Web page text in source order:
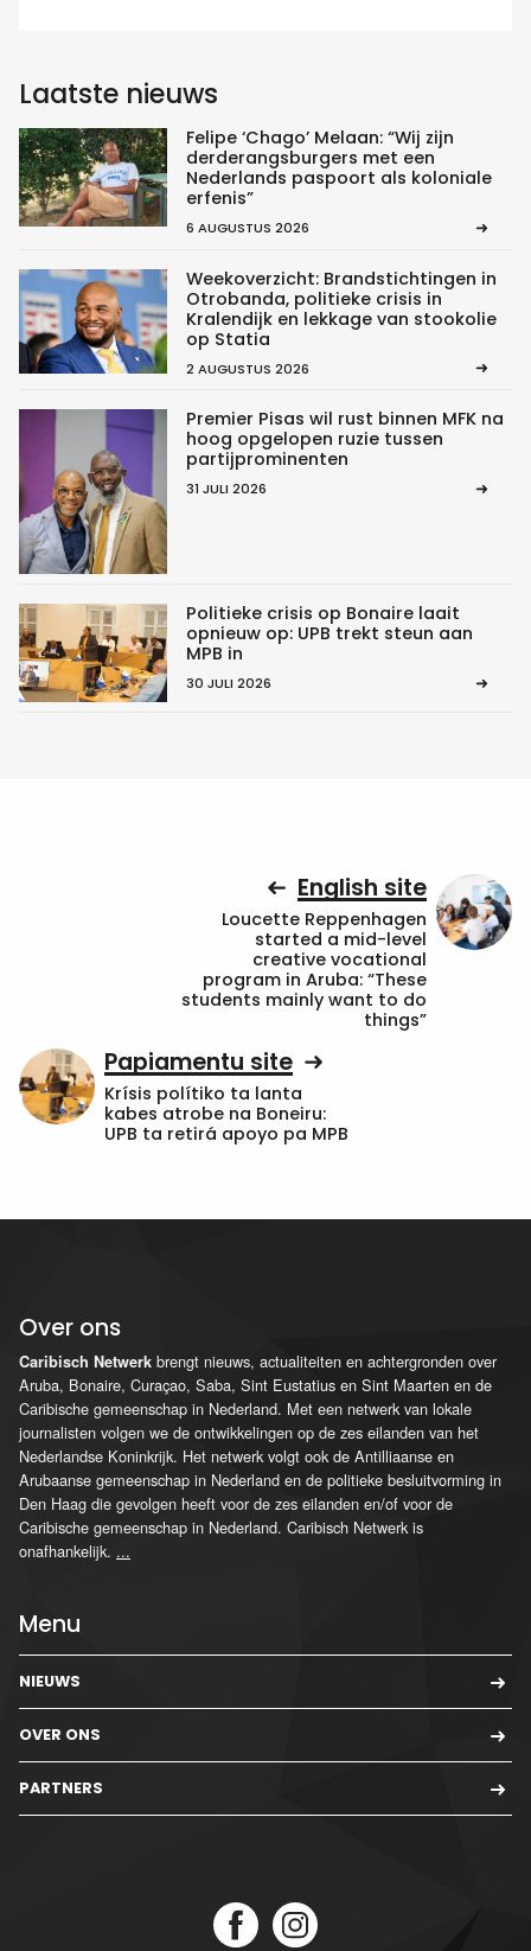
Laatste nieuws
Felipe ‘Chago’ Melaan: “Wij zijn
derderangsburgers met een
Nederlands paspoort als koloniale
erfenis”
6 AUGUSTUS 2026
Weekoverzicht: Brandstichtingen in
Otrobanda, politieke crisis in
Kralendijk en lekkage van stookolie
op Statia
2 AUGUSTUS 2026
Premier Pisas wil rust binnen MFK na
hoog opgelopen ruzie tussen
partijprominenten
31 JULI 2026
Politieke crisis op Bonaire laait
opnieuw op: UPB trekt steun aan
MPB in
30 JULI 2026
English site
Loucette Reppenhagen
started a mid-level
creative vocational
program in Aruba: “These
students mainly want to do
things”
Papiamentu site
Krísis polítiko ta lanta
kabes atrobe na Boneiru:
UPB ta retirá apoyo pa MPB
Over ons
Caribisch Netwerk brengt nieuws, actualiteiten en achtergronden over
Aruba, Bonaire, Curaçao, Saba, Sint Eustatius en Sint Maarten en de
Caribische gemeenschap in Nederland. Met een netwerk van lokale
journalisten volgen we de ontwikkelingen op de zes eilanden van het
Nederlandse Koninkrijk. Het netwerk volgt ook de Antilliaanse en
Arubaanse gemeenschap in Nederland en de politieke besluitvorming in
Den Haag die gevolgen heeft voor de zes eilanden en/of voor de
Caribische gemeenschap in Nederland. Caribisch Netwerk is
onafhankelijk. ...
Menu
NIEUWS
OVER ONS
PARTNERS